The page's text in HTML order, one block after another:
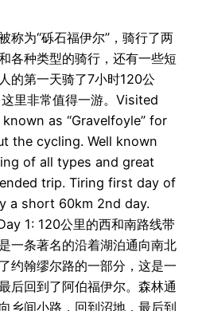
称为“砾石福伊尔”，骑行了两
各种类型的骑行，还有一些短
的第一天骑了7小时120公
里非常值得一游。Visited
as “Gravelfoyle” for
the cycling. Well known
of all types and great
trip. Tiring first day of
a short 60km 2nd day.
1: 120公里的西和南路线带
一条著名的沿着湖泊通向南北
约翰缪尔路的一部分，这是一
后回到了阿伯福伊尔。森林通
乡间小路，回到沼地，最后到